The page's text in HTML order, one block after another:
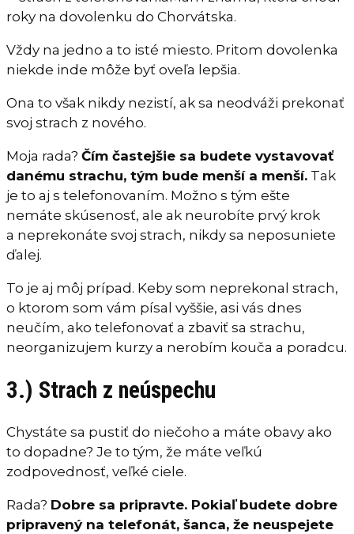
roky na dovolenku do Chorvátska.
Vždy na jedno a to isté miesto. Pritom dovolenka
niekde inde môže byť oveľa lepšia.
Ona to však nikdy nezistí, ak sa neodváži prekonať
svoj strach z nového.
Moja rada? Čím častejšie sa budete vystavovať
danému strachu, tým bude menší a menší. Tak
je to aj s telefonovaním. Možno s tým ešte
nemáte skúsenosť, ale ak neurobíte prvý krok
a neprekonáte svoj strach, nikdy sa neposuniete
ďalej.
To je aj môj prípad. Keby som neprekonal strach,
o ktorom som vám písal vyššie, asi vás dnes
neučím, ako telefonovať a zbaviť sa strachu,
neorganizujem kurzy a nerobím kouča a poradcu.
3.) Strach z neúspechu
Chystáte sa pustiť do niečoho a máte obavy ako
to dopadne? Je to tým, že máte veľkú
zodpovednosť, veľké ciele.
Rada? Dobre sa pripravte. Pokiaľ budete dobre
pripravený na telefonát, šanca, že neuspejete